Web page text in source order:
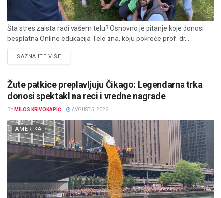
Šta stres zaista radi vašem telu? Osnovno je pitanje koje donosi
besplatna Online edukacija Telo zna, koju pokreće prof. dr...
SAZNAJTE VIŠEDETAILS
Žute patkice preplavljuju Čikago: Legendarna trka
donosi spektakl na reci i vredne nagrade
BY MILOS KRIVOKAPIĆ AVGUST 5, 2026
AMERIKA